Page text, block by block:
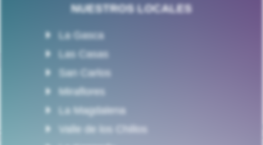
NUESTROS LOCALES
La Gasca
Las Casas
San Carlos
Miraflores
La Magdalena
Valle de los Chillos